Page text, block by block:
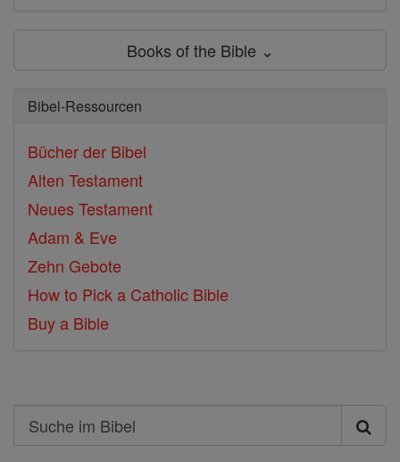
Books of the Bible ⌄
Bibel-Ressourcen
Bücher der Bibel
Alten Testament
Neues Testament
Adam & Eve
Zehn Gebote
How to Pick a Catholic Bible
Buy a Bible
Search
Suche